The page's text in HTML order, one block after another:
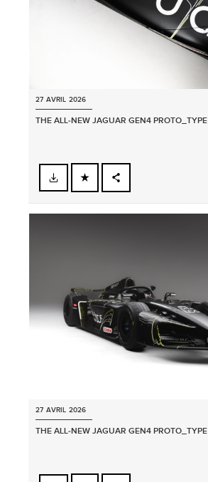
27 AVRIL 2026
THE ALL‑NEW JAGUAR GEN4 PROTO_TYPE
FACEBOOK
X
27 AVRIL 2026
THE ALL‑NEW JAGUAR GEN4 PROTO_TYPE